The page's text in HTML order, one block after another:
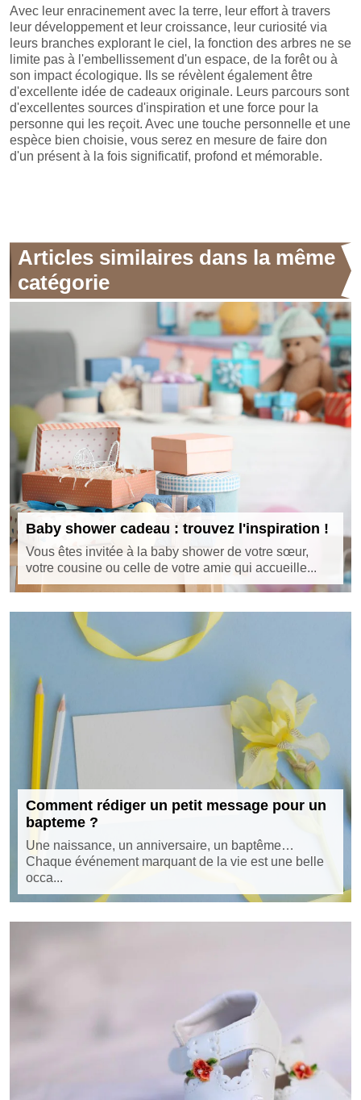
Avec leur enracinement avec la terre, leur effort à travers
leur développement et leur croissance, leur curiosité via
leurs branches explorant le ciel, la fonction des arbres ne se
limite pas à l'embellissement d'un espace, de la forêt ou à
son impact écologique. Ils se révèlent également être
d'excellente idée de cadeaux originale. Leurs parcours sont
d'excellentes sources d'inspiration et une force pour la
personne qui les reçoit. Avec une touche personnelle et une
espèce bien choisie, vous serez en mesure de faire don
d'un présent à la fois significatif, profond et mémorable.
Articles similaires dans la même
catégorie
Baby shower cadeau : trouvez l'inspiration !
Vous êtes invitée à la baby shower de votre sœur,
votre cousine ou celle de votre amie qui accueille...
Comment rédiger un petit message pour un
bapteme ?
Une naissance, un anniversaire, un baptême…
Chaque événement marquant de la vie est une belle
occa...